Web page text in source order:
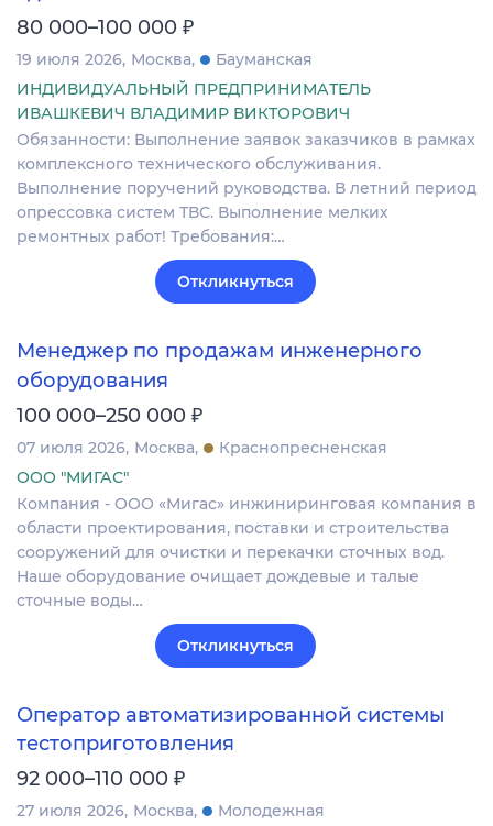
80 000–100 000 ₽
19 июля 2026 Москва
Бауманская
ИНДИВИДУАЛЬНЫЙ ПРЕДПРИНИМАТЕЛЬ
ИВАШКЕВИЧ ВЛАДИМИР ВИКТОРОВИЧ
Обязанности: Выполнение заявок заказчиков в рамках
комплексного технического обслуживания.
Выполнение поручений руководства. В летний период
опрессовка систем ТВС. Выполнение мелких
ремонтных работ! Требования:…
Откликнуться
Менеджер по продажам инженерного
оборудования
100 000–250 000 ₽
07 июля 2026 Москва
Краснопресненская
ООО "МИГАС"
Компания - ООО «Мигас» инжиниринговая компания в
области проектирования, поставки и строительства
сооружений для очистки и перекачки сточных вод.
Наше оборудование очищает дождевые и талые
сточные воды…
Откликнуться
Оператор автоматизированной системы
тестоприготовления
92 000–110 000 ₽
27 июля 2026 Москва
Молодежная